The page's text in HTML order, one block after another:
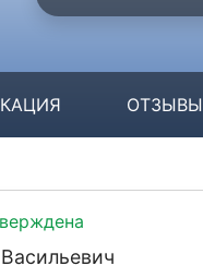
ОТЗЫВЫ